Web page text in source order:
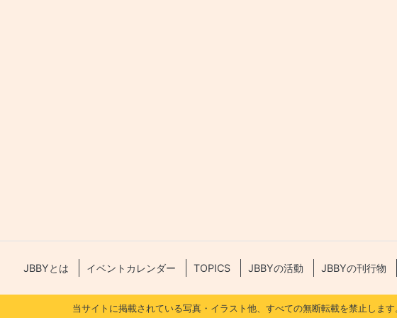
JBBYとは イベントカレンダー TOPICS JBBYの活動 JBBYの刊行物
当サイトに掲載されている写真・イラスト他、すべての無断転載を禁止します